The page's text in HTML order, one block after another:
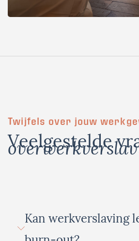
Twijfels over jouw
Veelgestelde
over
Kan werkverslaving